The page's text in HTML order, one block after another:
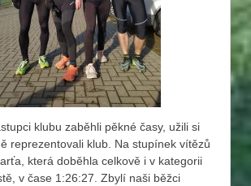
klubu zaběhli pěkné časy, užili si
reprezentovali klub. Na stupínek vítězů
která doběhla celkově i v kategorii
v čase 1:26:27. Zbylí naši běžci